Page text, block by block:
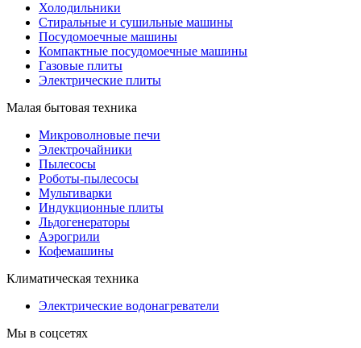
Холодильники
Стиральные и сушильные машины
Посудомоечные машины
Компактные посудомоечные машины
Газовые плиты
Электрические плиты
Малая бытовая техника
Микроволновые печи
Электрочайники
Пылесосы
Роботы-пылесосы
Мультиварки
Индукционные плиты
Льдогенераторы
Аэрогрили
Кофемашины
Климатическая техника
Электрические водонагреватели
Мы в соцсетях